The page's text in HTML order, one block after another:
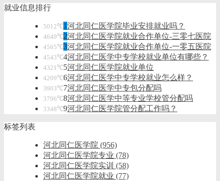
就业信息排行
5012℃1河北同仁医学院毕业安排就业吗？
4649℃2河北同仁医学院就业合作单位-三零七医院
4565℃3河北同仁医学院就业合作单位-一零五医院
4543℃4河北同仁医学中专学校就业单位有哪些？
4321℃5河北同仁医学院就业单位
4209℃6河北同仁医学中专学校就业怎么样？
3903℃7河北同仁医学中专包分配吗
3796℃8河北同仁医学中等专业学校管分配吗
3348℃9河北同仁医学院管分配工作吗？
标签列表
河北同仁医学院 (956)
河北同仁医学院专业 (78)
河北同仁医学院实训 (58)
河北同仁医学院就业 (77)